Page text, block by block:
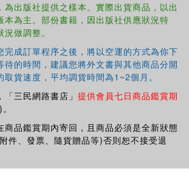
為出版社提供之樣本。實際出貨商品，以出
本為主。部份書籍，因出版社供應狀況特
做調整。
完成訂單程序之後，將以空運的方式為你下
待的時間，建議您將外文書與其他商品分開
貨速度，平均調貨時間為1~2個月。
三民網路書店」 提供會員七日商品鑑賞期
商品鑑賞期內寄回，且商品必須是全新狀態
件、發票、隨貨贈品等)否則恕不接受退